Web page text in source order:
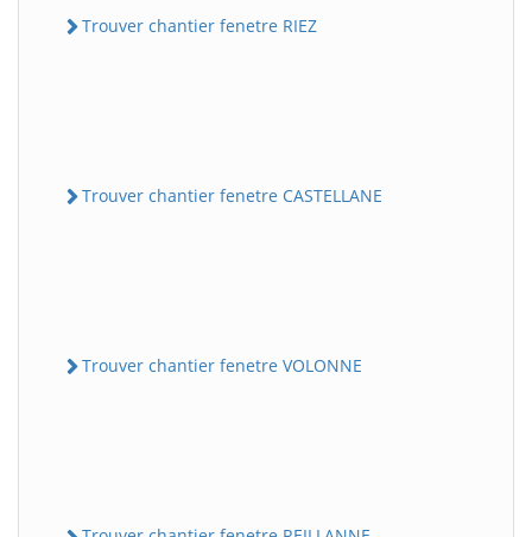
Trouver chantier fenetre RIEZ
Trouver chantier fenetre CASTELLANE
Trouver chantier fenetre VOLONNE